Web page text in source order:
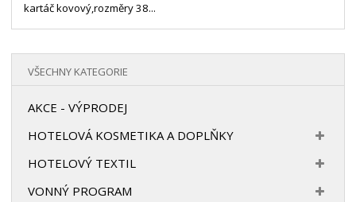
kartáč kovový,rozměry 38...
VŠECHNY KATEGORIE
AKCE - VÝPRODEJ
HOTELOVÁ KOSMETIKA A DOPLŇKY
HOTELOVÝ TEXTIL
VONNÝ PROGRAM